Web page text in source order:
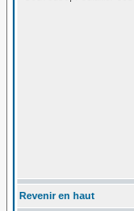
Revenir en haut